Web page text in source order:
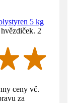
5 kg
2
ceny vč.
za